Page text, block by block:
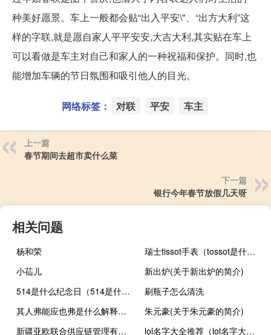
种美好愿景。车上一般都会贴“出入平安\"、“出方大利”这
样的字联,就是愿自家人平平安安,大吉大利,其实贴在车上
可以看做是车主对自己和家人的一种祝福和保护。同时,也
能增加车辆的节日氛围和吸引他人的目光。
网络标签： 对联 平安 车主
上一篇
春节期间去超市卖什么菜
下一篇
银行今年春节放假几天呀
相关问题
杨和荣
瑞士tissot手表（tossot是什么品牌手表）
小苮儿
新出炉(关于新出炉的简介)
514是什么纪念日（514是什么情人节）
刷瓶子怎么清洗
其人弗能应也弗是什么解释（其人弗能应也弗是什么意思）
朱元豪(关于朱元豪的简介)
新疆亚欧联合供应链管理有限公司(关于新疆亚欧联合供应链管理有限公司的简介)
lol名字大全推荐（lol名字大全）